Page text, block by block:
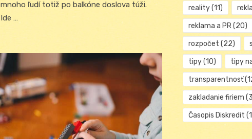
mnoho ľudí totiž po balkóne doslova túži.
Ide …
reality(11)
reklama a PR(20)
rozpočet (22)
tipy(10) tipy
transparentnosť
zakladanie firiem
Časopis Diskredit